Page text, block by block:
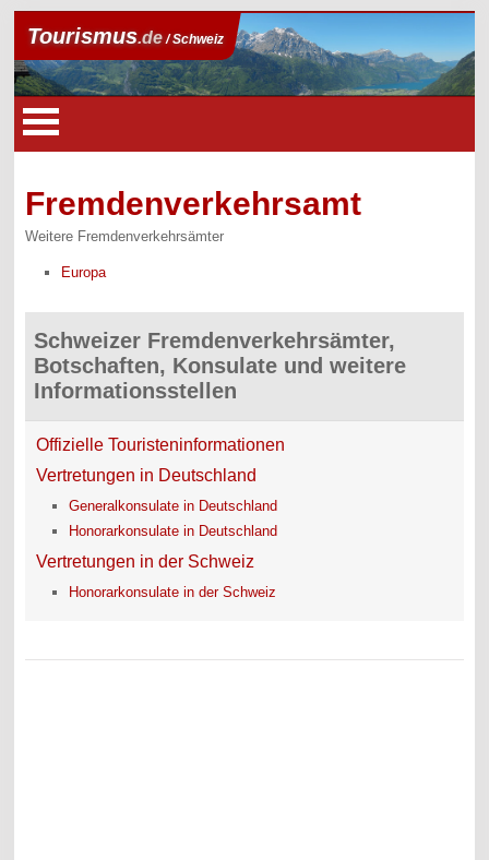
Tourismus.de/ Schweiz
Fremdenverkehrsamt
Weitere Fremdenverkehrsämter
Europa
Schweizer Fremdenverkehrsämter,
Botschaften, Konsulate und weitere
Informationsstellen
Offizielle Touristeninformationen
Vertretungen in Deutschland
Generalkonsulate in Deutschland
Honorarkonsulate in Deutschland
Vertretungen in der Schweiz
Honorarkonsulate in der Schweiz